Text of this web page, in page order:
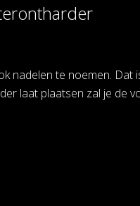
nadelen te noemen. Dat
laat plaatsen zal je de